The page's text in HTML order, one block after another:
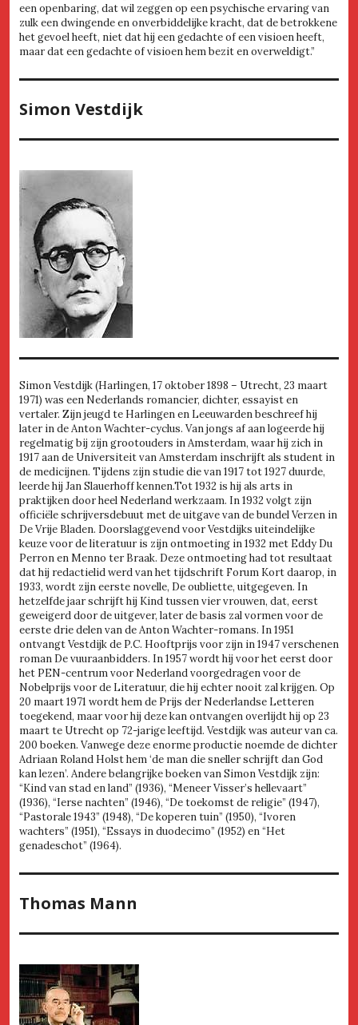
een openbaring, dat wil zeggen op een psychische ervaring van
zulk een dwingende en onverbiddelijke kracht, dat de betrokkene
het gevoel heeft, niet dat hij een gedachte of een visioen heeft,
maar dat een gedachte of visioen hem bezit en overweldigt.”
Simon Vestdijk
Simon Vestdijk (Harlingen, 17 oktober 1898 – Utrecht, 23 maart
1971) was een Nederlands romancier, dichter, essayist en
vertaler. Zijn jeugd te Harlingen en Leeuwarden beschreef hij
later in de Anton Wachter-cyclus. Van jongs af aan logeerde hij
regelmatig bij zijn grootouders in Amsterdam, waar hij zich in
1917 aan de Universiteit van Amsterdam inschrijft als student in
de medicijnen. Tijdens zijn studie die van 1917 tot 1927 duurde,
leerde hij Jan Slauerhoff kennen.Tot 1932 is hij als arts in
praktijken door heel Nederland werkzaam. In 1932 volgt zijn
officiële schrijversdebuut met de uitgave van de bundel Verzen in
De Vrije Bladen. Doorslaggevend voor Vestdijks uiteindelijke
keuze voor de literatuur is zijn ontmoeting in 1932 met Eddy Du
Perron en Menno ter Braak. Deze ontmoeting had tot resultaat
dat hij redactielid werd van het tijdschrift Forum Kort daarop, in
1933, wordt zijn eerste novelle, De oubliette, uitgegeven. In
hetzelfde jaar schrijft hij Kind tussen vier vrouwen, dat, eerst
geweigerd door de uitgever, later de basis zal vormen voor de
eerste drie delen van de Anton Wachter-romans. In 1951
ontvangt Vestdijk de P.C. Hooftprijs voor zijn in 1947 verschenen
roman De vuuraanbidders. In 1957 wordt hij voor het eerst door
het PEN-centrum voor Nederland voorgedragen voor de
Nobelprijs voor de Literatuur, die hij echter nooit zal krijgen. Op
20 maart 1971 wordt hem de Prijs der Nederlandse Letteren
toegekend, maar voor hij deze kan ontvangen overlijdt hij op 23
maart te Utrecht op 72-jarige leeftijd. Vestdijk was auteur van ca.
200 boeken. Vanwege deze enorme productie noemde de dichter
Adriaan Roland Holst hem ‘de man die sneller schrijft dan God
kan lezen’. Andere belangrijke boeken van Simon Vestdijk zijn:
“Kind van stad en land” (1936), “Meneer Visser’s hellevaart”
(1936), “Ierse nachten” (1946), “De toekomst de religie” (1947),
“Pastorale 1943” (1948), “De koperen tuin” (1950), “Ivoren
wachters” (1951), “Essays in duodecimo” (1952) en “Het
genadeschot” (1964).
Thomas Mann